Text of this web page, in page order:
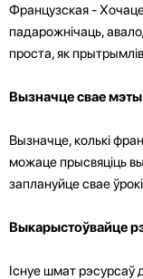
Французская -
падарожнічаць,
проста, як
Вызначце свае мэты
Вызначце, колькі
можаце прысвяціць
заплануйце свае
Выкарыстоўвайце
Існуе шмат рэсурсаў